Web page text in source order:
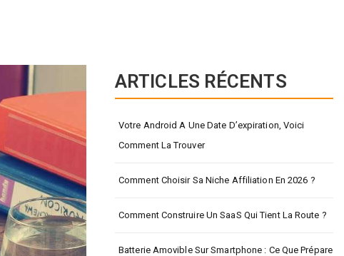
ARTICLES RÉCENTS
Votre Android A Une Date D’expiration, Voici
Comment La Trouver
Comment Choisir Sa Niche Affiliation En 2026 ?
Comment Construire Un SaaS Qui Tient La Route ?
Batterie Amovible Sur Smartphone : Ce Que Prépare